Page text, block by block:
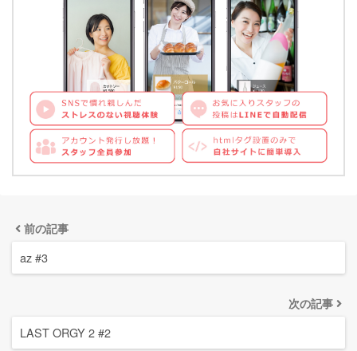
前の記事
az #3
次の記事
LAST ORGY 2 #2